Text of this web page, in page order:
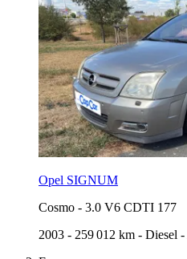
Opel SIGNUM
Cosmo - 3.0 V6 CDTI 177
2003 - 259 012 km - Diesel -